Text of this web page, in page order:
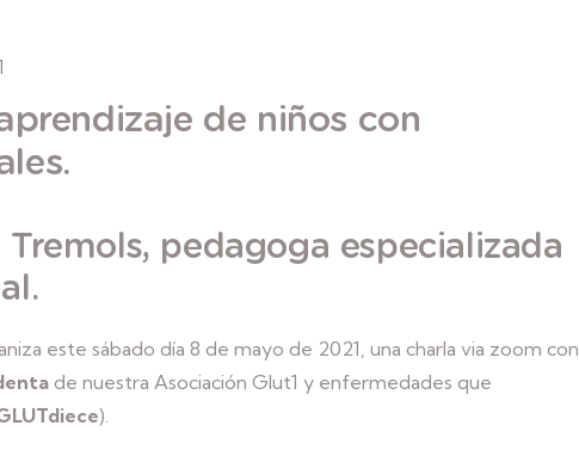
de niños con
pedagoga especializada
este sábado día 8 de mayo de 2021, una charla via zoom con
de nuestra Asociación Glut1 y enfermedades que
).